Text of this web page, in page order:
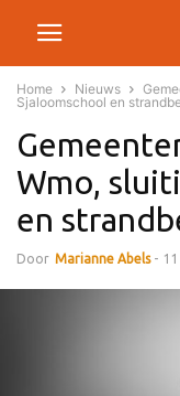
Home Nieuws
Sjaloomschool en
Wmo,
en
Door Marianne Abels -